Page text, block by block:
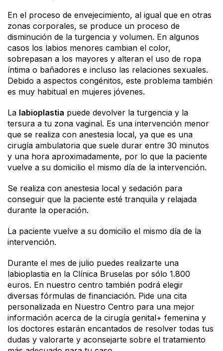
En el proceso de envejecimiento, al igual que en otras
zonas corporales, se produce un proceso de
disminución de la turgencia y volumen. En algunos
casos los labios menores cambian el color,
sobrepasan a los mayores y alteran el uso de ropa
íntima o bañadores e incluso las relaciones sexuales.
Debido a aspectos congénitos, este problema también
es muy habitual en mujeres jóvenes.
La labioplastia puede devolver la turgencia y la
tersura a tu zona vaginal. Es una intervención menor
que se realiza con anestesia local, ya que es una
cirugía ambulatoria que suele durar entre 30 minutos
y una hora aproximadamente, por lo que la paciente
vuelve a su domicilio el mismo día de la intervención.
Se realiza con anestesia local y sedación para
conseguir que la paciente esté tranquila y relajada
durante la operación.
La paciente vuelve a su domicilio el mismo día de la
intervención.
Durante el mes de julio puedes realizarte una
labioplastia en la Clínica Bruselas por sólo 1.800
euros. En nuestro centro también podrá elegir
diversas fórmulas de financiación. Pide una cita
personalizada en Nuestro Centro para una mejor
información acerca de la cirugía genital+ femenina y
los doctores estarán encantados de resolver todas tus
dudas y valorarte y aconsejarte sobre el tratamiento